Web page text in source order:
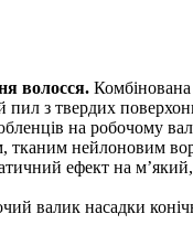
волосся.
з твердих
на робочому
тканим нейлоновим
ефект на
валик насадки